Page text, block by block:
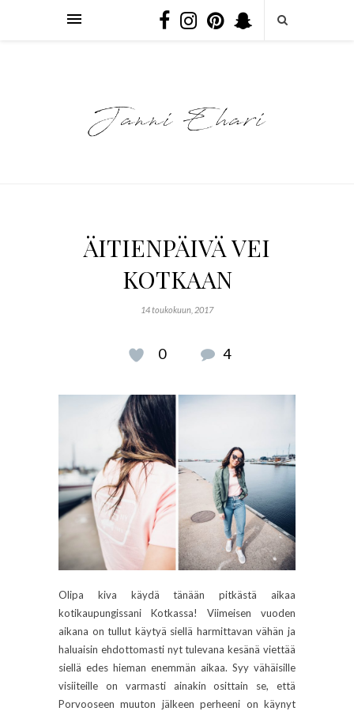
ÄITIENPÄIVÄ VEI
KOTKAAN
14 toukokuun, 2017
0 4
Olipa kiva käydä tänään pitkästä aikaa
kotikaupungissani Kotkassa! Viimeisen vuoden
aikana on tullut käytyä siellä harmittavan vähän ja
haluaisin ehdottomasti nyt tulevana kesänä viettää
siellä edes hieman enemmän aikaa. Syy vähäisille
visiiteille on varmasti ainakin osittain se, että
Porvooseen muuton jälkeen perheeni on käynyt